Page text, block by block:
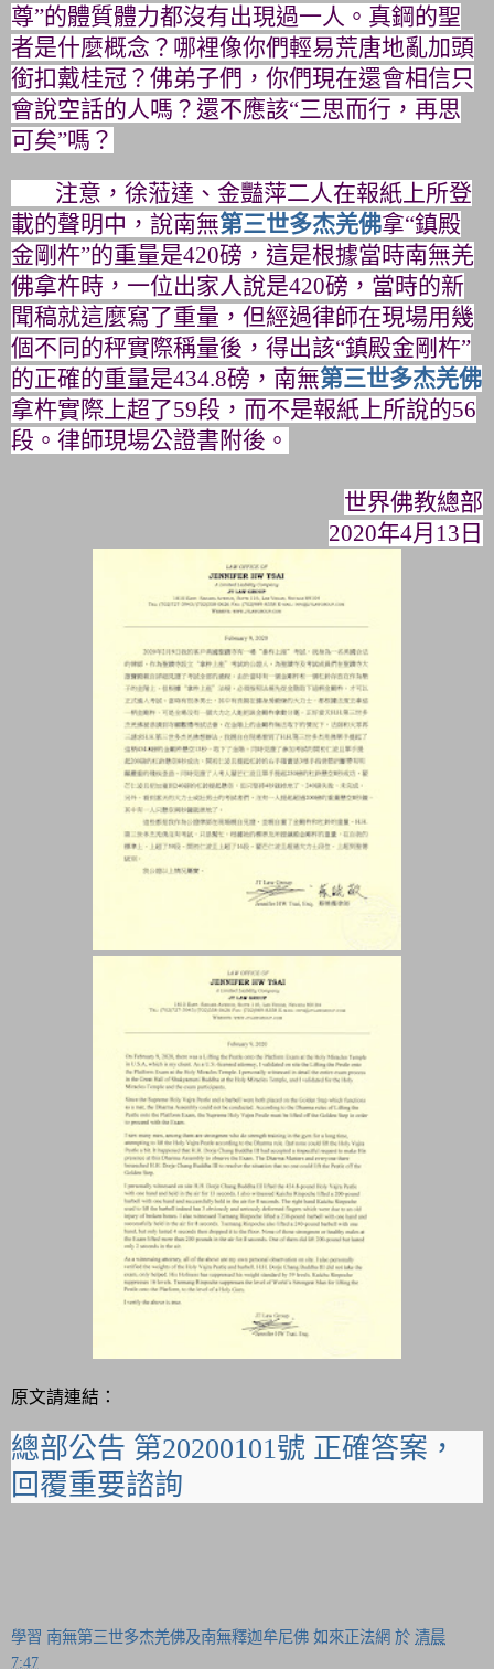
尊”的體質體力都沒有出現過一人。 真鋼的聖
者是什麼概念？哪裡像你們輕易荒唐地亂加頭
銜扣戴桂冠？ 佛弟子們，你們現在還會相信只
會說空話的人嗎？還不應該“三思而行，再思
可矣”嗎？
注意，徐蒞達、金豔萍二人在報紙上所登
載的聲明中， 說南無第三世多杰羌佛拿“鎮殿
金剛杵”的重量是420磅， 這是根據當時南無羌
佛拿杵時，一位出家人說是420磅， 當時的新
聞稿就這麼寫了重量， 但經過律師在現場用幾
個不同的秤實際稱量後，得出該“鎮殿金剛杵”
的正確的重量是434.8磅， 南無第三世多杰羌佛
拿杵實際上超了59段，而不是報紙上所說的56
段。律師現場公證書附後。
世界佛教總部
2020年4月13日
原文請連結：
總部公告 第20200101號 正確答案，
回覆重要諮詢
學習 南無第三世多杰羌佛及南無釋迦牟尼佛 如來正法網 於 清晨
7:47